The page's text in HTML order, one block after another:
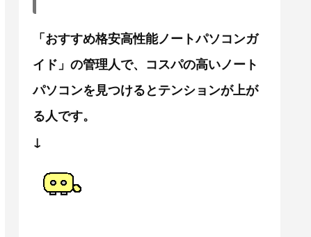
「おすすめ格安高性能ノートパソコンガ
イド」の管理人で、コスパの高いノート
パソコンを見つけるとテンションが上が
る人です。
↓